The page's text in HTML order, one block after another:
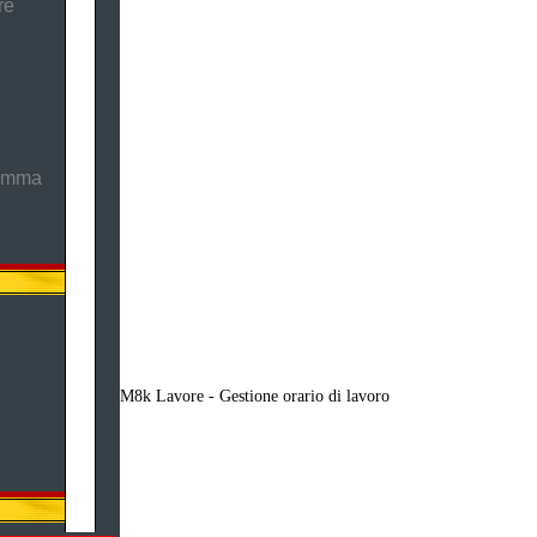
M8k Lavore - Gestione orario di lavoro